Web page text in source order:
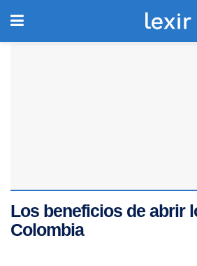
Los beneficios de abrir
Colombia